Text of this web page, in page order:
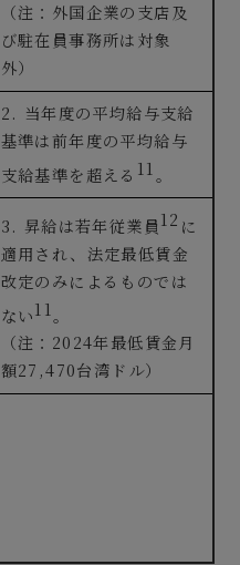
（注：外国企業の支店及
び駐在員事務所は対象
外）
2. 当年度の平均給与支給
基準は前年度の平均給与
支給基準を超える 11 。
3. 昇給は若年従業員 12 に
適用され、法定最低賃金
改定のみによるものでは
ない11 。
（注：2024年最低賃金月
額27,470台湾ドル）